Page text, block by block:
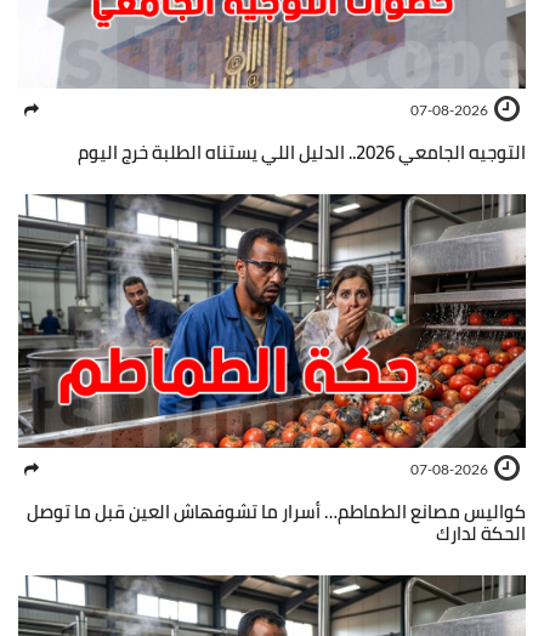
07-08-2026
التوجيه الجامعي 2026.. الدليل اللي يستناه الطلبة خرج اليوم
07-08-2026
كواليس مصانع الطماطم… أسرار ما تشوفهاش العين قبل ما توصل
الحكة لدارك